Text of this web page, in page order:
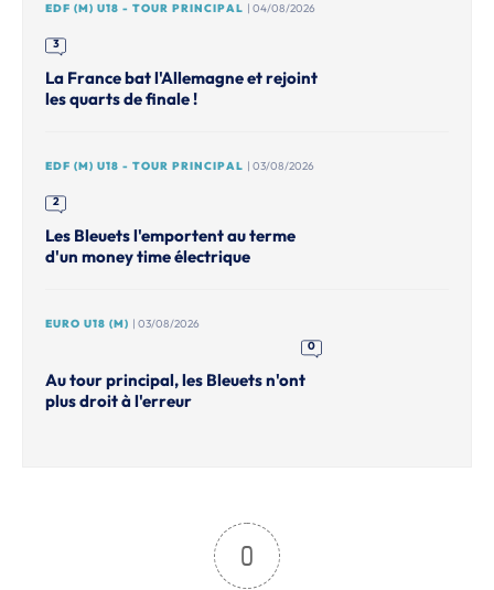
EDF (M) U18 - TOUR PRINCIPAL | 04/08/2026
3
La France bat l'Allemagne et rejoint
les quarts de finale !
EDF (M) U18 - TOUR PRINCIPAL | 03/08/2026
2
Les Bleuets l'emportent au terme
d'un money time électrique
EURO U18 (M) | 03/08/2026
0
Au tour principal, les Bleuets n'ont
plus droit à l'erreur
0